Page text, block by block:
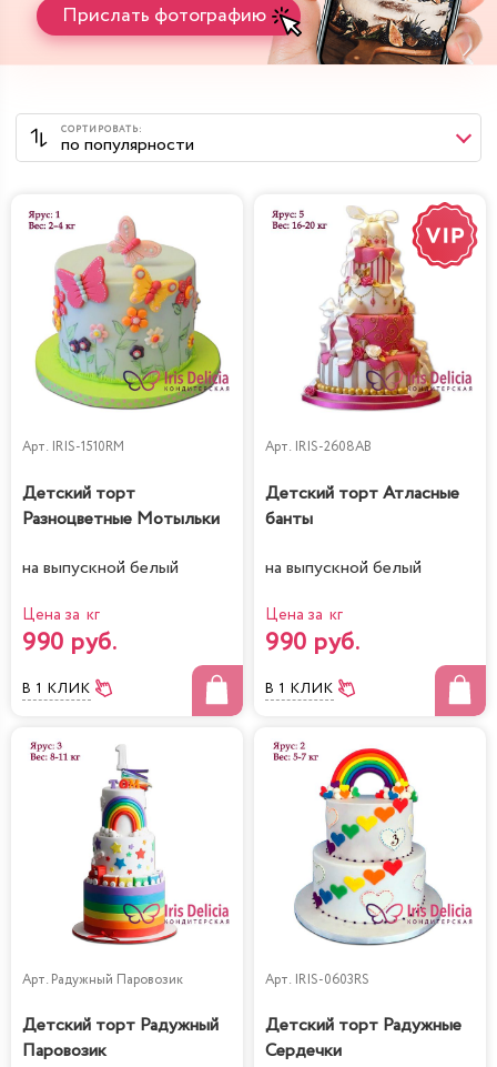
Прислать фотографию
Арт. IRIS-1510RM
Детский торт
Разноцветные Мотыльки
на выпускной белый
Цена за кг
990 руб.
В 1 КЛИК
Арт. IRIS-2608AB
Детский торт Атласные
банты
на выпускной белый
Цена за кг
990 руб.
В 1 КЛИК
Арт. Радужный Паровозик
Детский торт Радужный
Паровозик
Арт. IRIS-0603RS
Детский торт Радужные
Сердечки